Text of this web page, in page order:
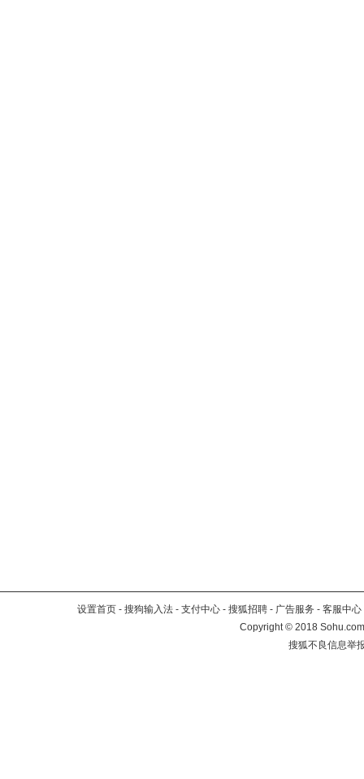
设置首页 - 搜狗输入法 - 支付中心 - 搜狐招聘 - 广告服务 - 客服中心
Copyright©2018
搜狐不良信息举